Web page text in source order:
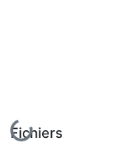
En cours de
Fichiers